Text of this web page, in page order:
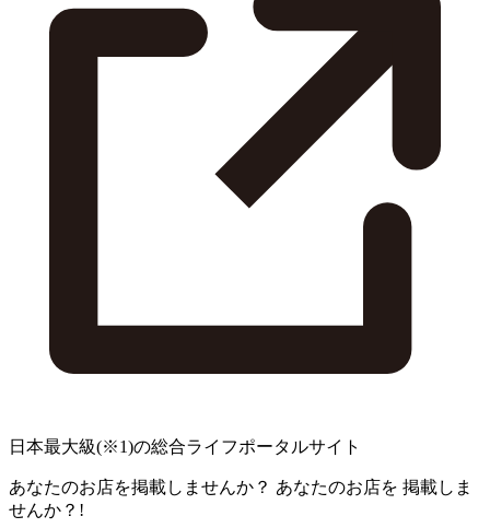
日本最大級(※1)の総合ライフポータルサイト
あなたのお店を掲載しませんか？ あなたのお店を 掲載しま
せんか？!